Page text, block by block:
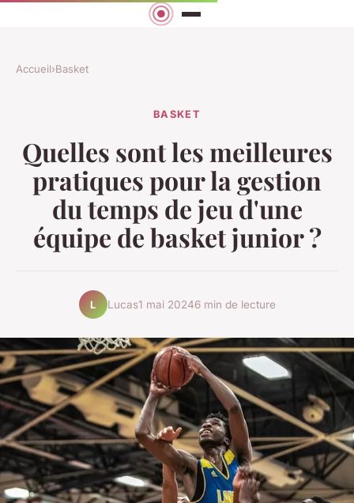
Accueil›Basket
BASKET
Quelles sont les meilleures
pratiques pour la gestion
du temps de jeu d'une
équipe de basket junior ?
L Lucas1 mai 20246 min de lecture